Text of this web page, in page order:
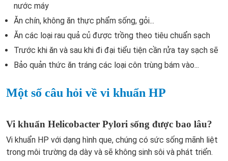
nước máy
Ăn chín, không ăn thực phẩm sống, gỏi...
Ăn các loại rau quả củ được trồng theo tiêu chuẩn sạch
Trước khi ăn và sau khi đi đại tiểu tiện cần rửa tay sạch sẽ
Bảo quản thức ăn tráng các loại côn trùng bám vào...
Một số câu hỏi về vi khuẩn HP
Vi khuẩn Helicobacter Pylori sống được bao lâu?
Vi khuẩn HP với dạng hình que, chúng có sức sống mãnh liệt
trong môi trường dạ dày và sẽ không sinh sôi và phát triển.